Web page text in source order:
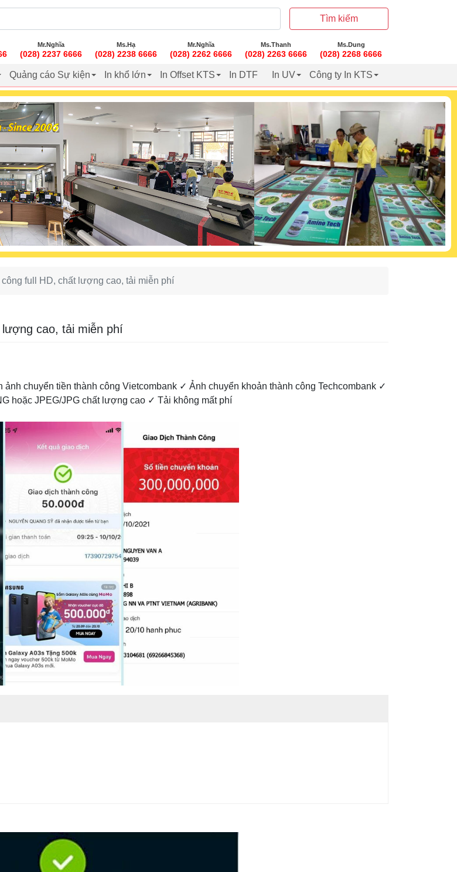
Tìm kiếm
Mr.Nghĩa
(028) 2237 6666
Ms.Hạ
(028) 2238 6666
Mr.Nghĩa
(028) 2262 6666
Ms.Thanh
(028) 2263 6666
Ms.Dung
(028) 2268 6666
Quảng cáo Sự kiện In khổ lớn In Offset KTS In DTF In UV Công ty In KTS
full HD, chất lượng cao, tải miễn phí
cao, tải miễn phí
chuyển tiền thành công Vietcombank ✓ Ảnh chuyển khoản thành công Techcombank ✓
hoặc JPEG/JPG chất lượng cao ✓ Tải không mất phí